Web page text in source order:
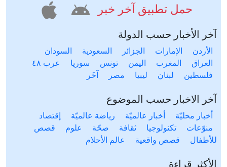
حمل تطبيق آخر خبر
آخر الأخبار حسب الدولة
الأردن الإمارات الجزائر السعودية
السودان
العراق
المغرب اليمن تونس سوريا
عرب ٤٨
فلسطين
لبنان ليبيا مصر آخَر
آخر الاخبار حسب الموضوع
أخبار محليّة أخبار عالميّة رياضة عالميّة
إقتصاد
منوّعات
تكنولوجيا ثقافة صحّة علوم
قصص
للأطفال
قصص واقعية عالم الأحلام
الأكثر قراءة